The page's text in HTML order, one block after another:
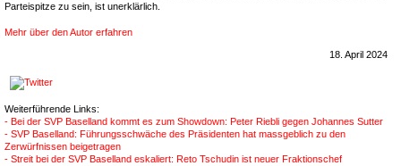
Parteispitze zu sein, ist unerklärlich.
Mehr über den Autor erfahren
18. April 2024
Weiterführende Links:
- Bei der SVP Baselland kommt es zum Showdown: Peter Riebli gegen Johannes Sutter
- SVP Baselland: Führungsschwäche des Präsidenten hat massgeblich zu den
Zerwürfnissen beigetragen
- Streit bei der SVP Baselland eskaliert: Reto Tschudin ist neuer Fraktionschef